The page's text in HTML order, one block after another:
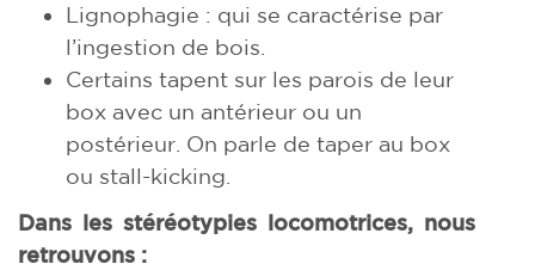
Lignophagie : qui se caractérise par
l’ingestion de bois.
Certains tapent sur les parois de leur
box avec un antérieur ou un
postérieur. On parle de taper au box
ou stall-kicking.
Dans les stéréotypies locomotrices, nous
retrouvons :